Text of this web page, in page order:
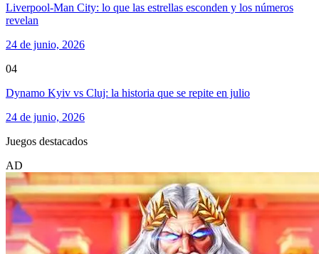
Liverpool-Man City: lo que las estrellas esconden y los números
revelan
24 de junio, 2026
04
Dynamo Kyiv vs Cluj: la historia que se repite en julio
24 de junio, 2026
Juegos destacados
AD